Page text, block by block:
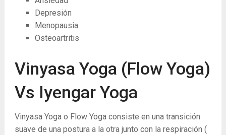
Depresión
Menopausia
Osteoartritis
Vinyasa Yoga (Flow Yoga)
Vs Iyengar Yoga
Vinyasa Yoga o Flow Yoga consiste en una transición
suave de una postura a la otra junto con la respiración (